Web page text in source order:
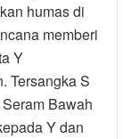
humas di
memberi
Y
Tersangka S
Bawah
Y dan